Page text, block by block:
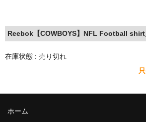
Brown Pride
ハニーカムトライプ
ホルモンクラブ
Reebok【COWBOYS】NFL Football
在庫状態 : 売り切れ
ホーム